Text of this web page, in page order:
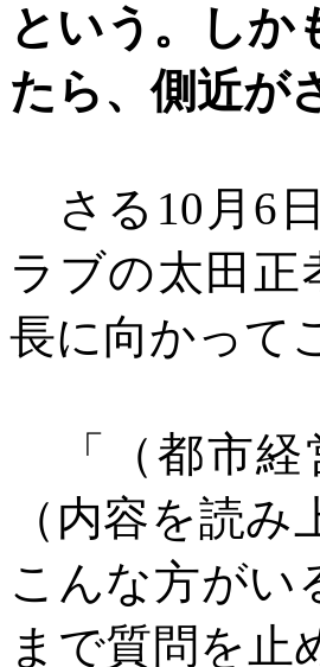
という。しか
たら、側近
さる 10月6
ラブの太田
長に向かって
「（都市経
（内容を読
こんな方がい
まで質問を止